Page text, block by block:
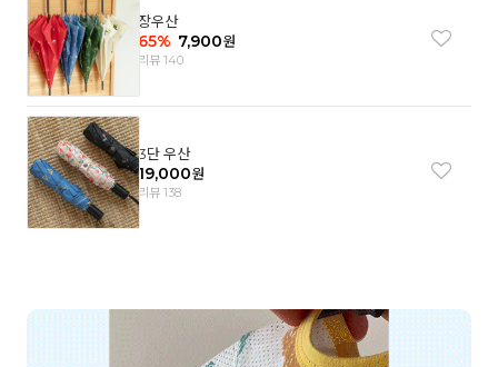
장우산
65% 7,900원
리뷰 140
3단 우산
19,000원
리뷰 138